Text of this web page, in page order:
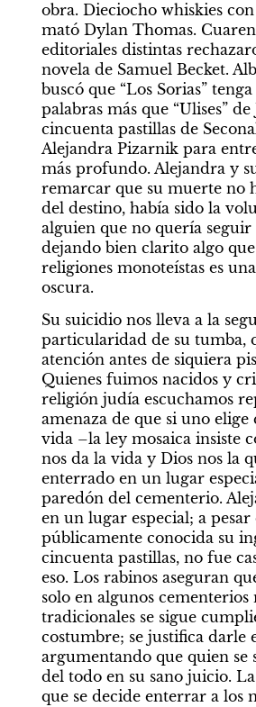
obra. Dieciocho whiskies con
mató Dylan Thomas.
editoriales distintas
novela de Samuel Becket.
buscó que “Los Sorias”
palabras más que “Ulises” de
cincuenta pastillas de
Alejandra Pizarnik para
más profundo. Alejandra y
remarcar que su muerte no
del destino, había sido la
alguien que no quería
dejando bien clarito algo
religiones monoteístas es
oscura.
Su suicidio nos lleva a la
particularidad de su tumba,
atención antes de siquiera
Quienes fuimos nacidos y
religión judía escuchamos
amenaza de que si uno elige
vida –la ley mosaica insiste
nos da la vida y Dios nos la
enterrado en un lugar
paredón del cementerio.
en un lugar especial; a pesar
públicamente conocida su
cincuenta pastillas, no fue
eso. Los rabinos aseguran
solo en algunos cementerios
tradicionales se sigue
costumbre; se justifica darle
argumentando que quien se
del todo en su sano juicio.
que se decide enterrar a los